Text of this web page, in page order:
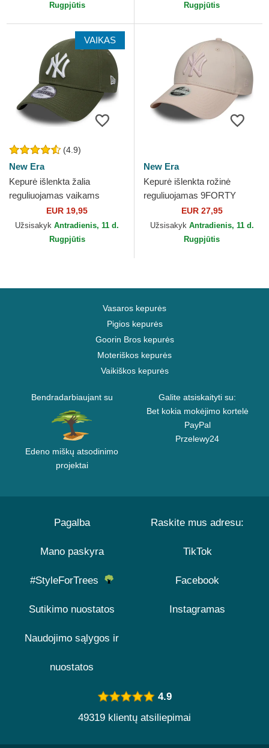
Rugpjūtis
Rugpjūtis
VAIKAS
(4.9)
New Era
Kepurė išlenkta žalia
reguliuojamas vaikams
9FORTY League Essential
New York Yankees MLB
EUR 19,95
Užsisakyk Antradienis, 11 d.
Rugpjūtis
New Era
Kepurė išlenkta rožinė
reguliuojamas 9FORTY
Metallic New York Yankees
MLB New Era
EUR 27,95
Užsisakyk Antradienis, 11 d.
Rugpjūtis
Vasaros kepurės
Pigios kepurės
Goorin Bros kepurės
Moteriškos kepurės
Vaikiškos kepurės
Bendradarbiaujant su
Edeno miškų atsodinimo
projektai
Galite atsiskaityti su:
Bet kokia mokėjimo kortelė
PayPal
Przelewy24
Pagalba
Mano paskyra
#StyleForTrees
Sutikimo nuostatos
Naudojimo sąlygos ir
nuostatos
Raskite mus adresu:
TikTok
Facebook
Instagramas
4.9
49319 klientų atsiliepimai